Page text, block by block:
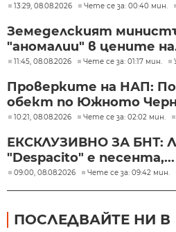
13:29, 08.08.2026 Чете се за: 00:40 мин.
Земеделският
"аномалии" в цените
11:45, 08.08.2026 Чете се за: 01:17 мин.
Проверките на НАП:
обект по Южното
10:21, 08.08.2026 Чете се за: 02:02 мин.
ЕКСКЛУЗИВНО ЗА БНТ:
"Despacito" е песента,...
09:00, 08.08.2026 Чете се за: 09:42 мин.
ПОСЛЕДВАЙТЕ НИ В